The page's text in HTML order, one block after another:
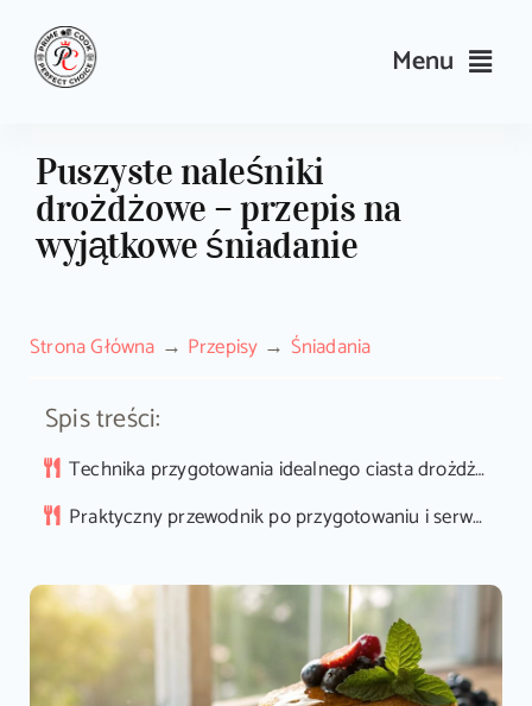
content
Menu
Przepisy
Kulinarne triki i porady
Search
Sklep PrimeCook
Puszyste naleśniki
drożdżowe – przepis na
wyjątkowe śniadanie
Strona Główna Przepisy Śniadania
Spis treści:
Technika przygotowania idealnego ciasta drożdżowego
Praktyczny przewodnik po przygotowaniu i serwowaniu naleśników z suchymi drożdżami